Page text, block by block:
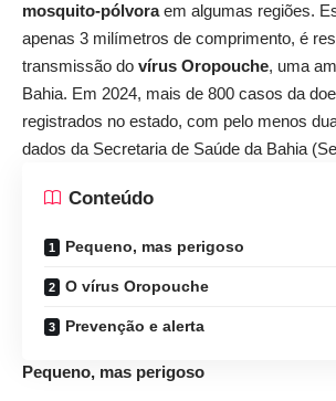
mosquito-pólvoraem algumas regiões.
apenas 3 milímetros de comprimento, é
transmissão do vírus Oropouche, uma
Bahia. Em 2024, mais de 800 casos da
registrados no estado, com pelo menos
dados da Secretaria de Saúde da Bahia
Conteúdo
Pequeno, mas perigoso
O vírus Oropouche
Prevenção e alerta
Pequeno, mas perigoso